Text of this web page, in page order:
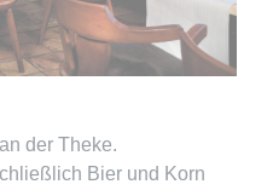
der Theke.
Bier und Korn